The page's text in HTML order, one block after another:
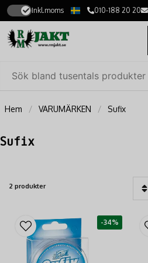
Inkl.moms 010-188 20 20
Hem VARUMÄRKEN Sufix
Sufix
2 produkter
-34%